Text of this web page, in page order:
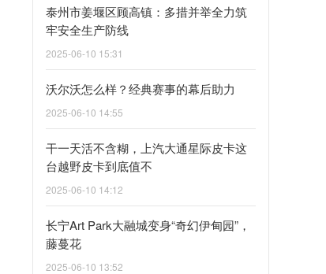
泰州市姜堰区顾高镇：多措并举全力筑
牢安全生产防线
2025-06-10 15:31
沃尔沃怎么样？经典赛事的幕后助力
2025-06-10 14:55
干一天活不含糊，上汽大通星际皮卡这
台越野皮卡到底值不
2025-06-10 14:12
长宁Art Park大融城变身“奇幻伊甸园”，
藤蔓花
2025-06-10 13:52